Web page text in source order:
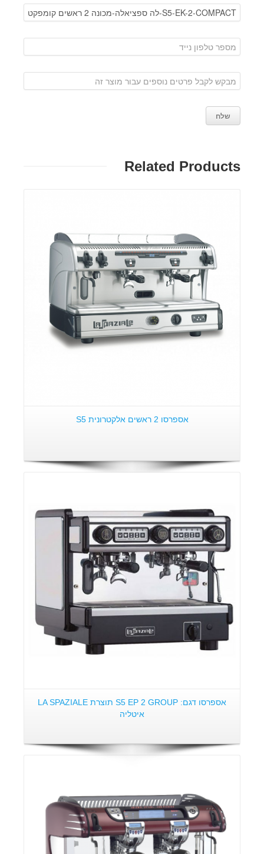
Related Products
פרטים:
אספרסו 2 ראשים אלקטרונית S5
פרטים:
אספרסו דגם: S5 EP 2 GROUP תוצרת LA SPAZIALE
איטליה